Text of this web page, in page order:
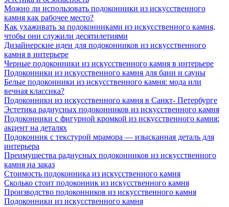
Можно ли использовать подоконники из искусственного
камня как рабочее место?
Как ухаживать за подоконниками из искусственного камня,
чтобы они служили десятилетиями
Дизайнерские идеи для подоконников из искусственного
камня в интерьере
Черные подоконники из искусственного камня в интерьере
Подоконники из искусственного камня для бани и сауны
Белые подоконники из искусственного камня: мода или
вечная классика?
Подоконники из искусственного камня в Санкт- Петербурге
Эстетика радиусных подоконников из искусственного камня
Подоконники с фигурной кромкой из искусственного камня:
акцент на деталях
Подоконник с текстурой мрамора — изысканная деталь для
интерьера
Преимущества радиусных подоконников из искусственного
камня на заказ
Стоимость подоконника из искусственного камня
Сколько стоит подоконник из искусственного камня
Производство подоконников из искусственного камня
Подоконники из искусственного камня